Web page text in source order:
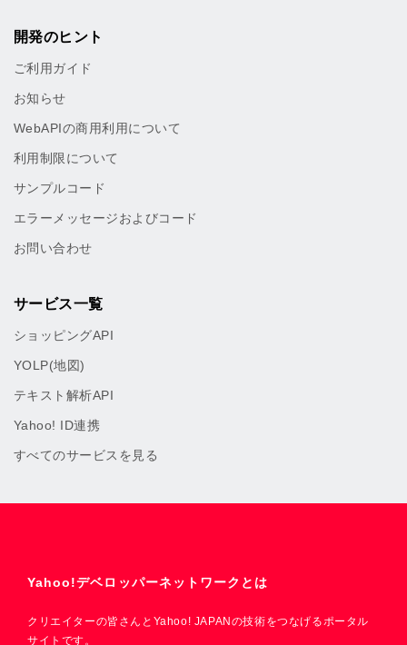
開発のヒント
ご利用ガイド
お知らせ
WebAPIの商用利用について
利用制限について
サンプルコード
エラーメッセージおよびコード
お問い合わせ
サービス一覧
ショッピングAPI
YOLP(地図)
テキスト解析API
Yahoo! ID連携
すべてのサービスを見る
Yahoo!デベロッパーネットワークとは
クリエイターの皆さんとYahoo! JAPANの技術をつなげるポータル
サイトです。